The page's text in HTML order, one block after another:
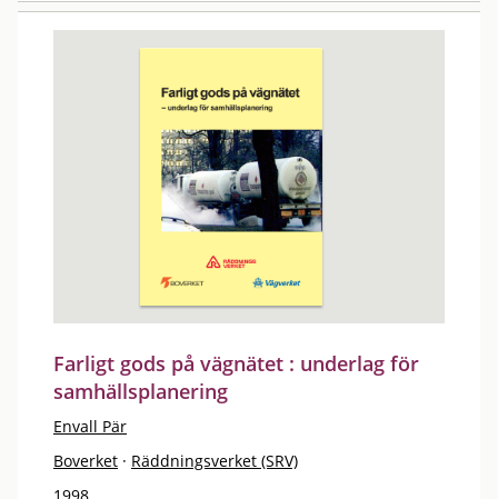
Farligt gods på vägnätet : underlag för
samhällsplanering
Envall Pär
Boverket · Räddningsverket (SRV)